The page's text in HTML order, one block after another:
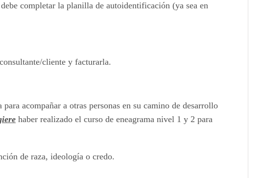
completar la planilla de autoidentificación (ya sea en
cliente y facturarla.
acompañar a otras personas en su camino de desarrollo
haber realizado el curso de eneagrama nivel 1 y 2 para
de raza, ideología o credo.